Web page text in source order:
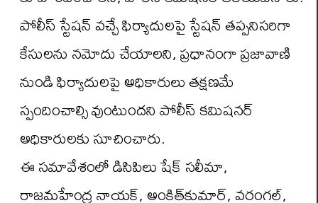
పోలీస్‌ స్టేషన్‌ వచ్చే ఫిర్యాదులపై స్టేషన్‌ తప్పనిసరిగా
కేసులను నమోదు చేయాలని, ప్రధానంగా ప్రజావాణి
నుండి ఫిర్యాదులపై అధికారులు తక్షణమే
స్పందించాల్సి వుంటుందని పోలీస్‌ కమిషనర్‌
అధికారులకు సూచించారు.
ఈ సమావేశంలో డిసిపిలు షేక్‌ సలీమా,
రాజమహేంద్ర నాయక్‌, అంకిత్‌కుమార్‌, వరంగల్‌,